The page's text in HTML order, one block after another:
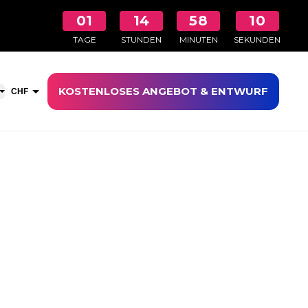
01
TAGE
14
STUNDEN
58
MINUTEN
09
SEKUNDEN
öffnen
CHF KOSTENLOSES ANGEBOT & ENTWURF